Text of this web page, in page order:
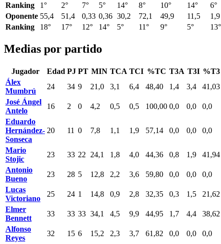
Ranking
1° 2° 7° 5° 14° 8° 10° 14°
6°
Oponente 55,4 51,4 0,33 0,36 30,2 72,1 49,9 11,5
1,9
Ranking
18° 17° 12° 14° 5° 11° 9° 5° 13°
Medias por partido
Jugador Edad PJ PT MIN TCA TCI %TC T3A T3I %T3
Álex
Mumbrú
24 34 9 21,0 3,1 6,4 48,40 1,4 3,4
41,03
José Ángel
Antelo
16 2 0 4,2 0,5 0,5 100,00 0,0 0,0
0,0
Eduardo
Hernández-
Sonseca
20 11 0 7,8 1,1 1,9 57,14 0,0 0,0 0,0
Mario
Stojic
23 33 22 24,1 1,8 4,0 44,36 0,8 1,9
41,94
Antonio
Bueno
23 28 5 12,8 2,2 3,6 59,80 0,0 0,0
0,0
Lucas
Victoriano
25 24 1 14,8 0,9 2,8 32,35 0,3 1,5
21,62
Elmer
Bennett
33 33 33 34,1 4,5 9,9 44,95 1,7 4,4
38,62
Alfonso
Reyes
32 15 6 15,2 2,3 3,7 61,82 0,0 0,0
0,0